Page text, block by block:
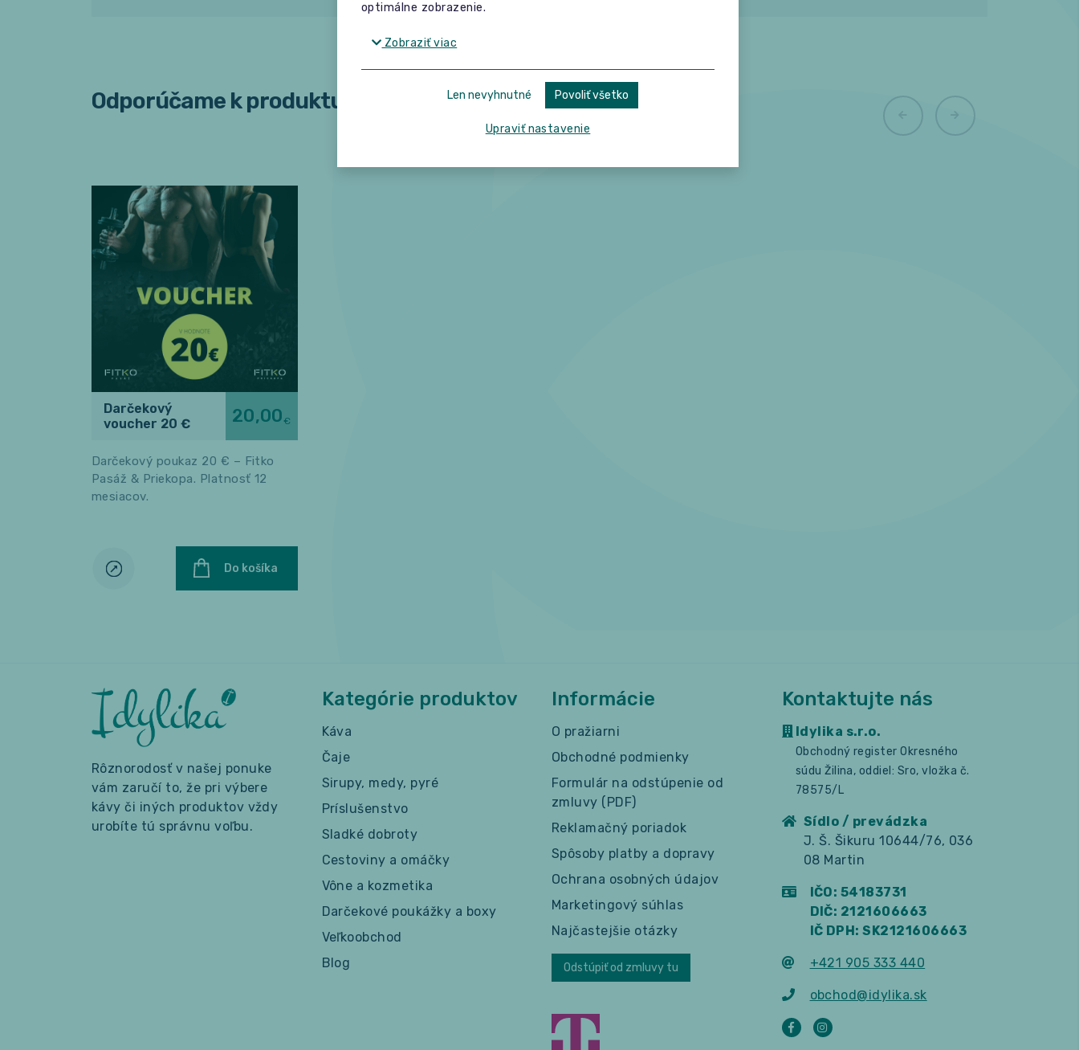
Odporúčame k produktu
Darčekový
voucher 20 €
20,00€
Darčekový poukaz 20 € – Fitko
Pasáž & Priekopa. Platnosť 12
mesiacov.
Do košíka
Rôznorodosť v našej ponuke
vám zaručí to, že pri výbere
kávy či iných produktov vždy
urobíte tú správnu voľbu.
Kategórie produktov
Káva
Čaje
Sirupy, medy, pyré
Príslušenstvo
Sladké dobroty
Cestoviny a omáčky
Vône a kozmetika
Darčekové poukážky a boxy
Veľkoobchod
Blog
Informácie
O pražiarni
Obchodné podmienky
Formulár na odstúpenie od
zmluvy (PDF)
Reklamačný poriadok
Spôsoby platby a dopravy
Ochrana osobných údajov
Marketingový súhlas
Najčastejšie otázky
Odstúpiť od zmluvy tu
Kontaktujte nás
Idylika s.r.o.
Obchodný register Okresného
súdu Žilina, oddiel: Sro, vložka č.
78575/L
Sídlo / prevádzka
J. Š. Šikuru 10644/76, 036
08 Martin
IČO: 54183731
DIČ: 2121606663
IČ DPH: SK2121606663
+421 905 333 440
obchod@idylika.sk
optimálne zobrazenie.
Zobraziť viac
Len nevyhnutné Povoliť všetko
Upraviť nastavenie